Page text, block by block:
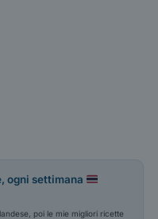
ogni settimana
poi le mie migliori ricette